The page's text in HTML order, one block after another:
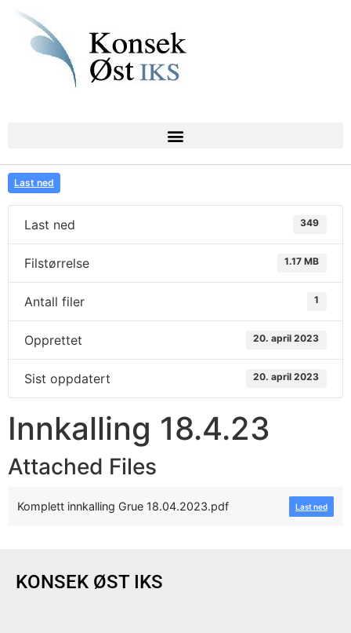
Last ned
Last ned 349
Filstørrelse 1.17 MB
Antall filer 1
Opprettet 20. april 2023
Sist oppdatert 20. april 2023
Innkalling 18.4.23
Attached Files
Komplett innkalling Grue 18.04.2023.pdf Last ned
KONSEK ØST IKS